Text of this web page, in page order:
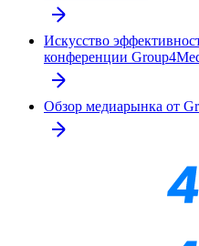
Искусство
конференции
Обзор медиарынка от